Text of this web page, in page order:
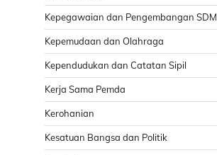
Kepegawaian dan Pengembangan SDM
Kepemudaan dan Olahraga
Kependudukan dan Catatan Sipil
Kerja Sama Pemda
Kerohanian
Kesatuan Bangsa dan Politik